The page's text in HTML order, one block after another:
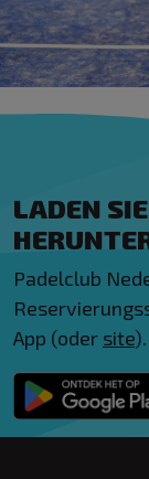
LADEN
Padelclub
App (oder site